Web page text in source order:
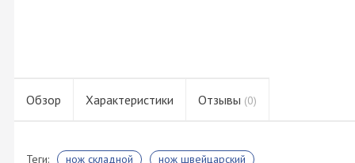
Обзор Характеристики Отзывы (0)
Теги: нож складной нож швейцарский